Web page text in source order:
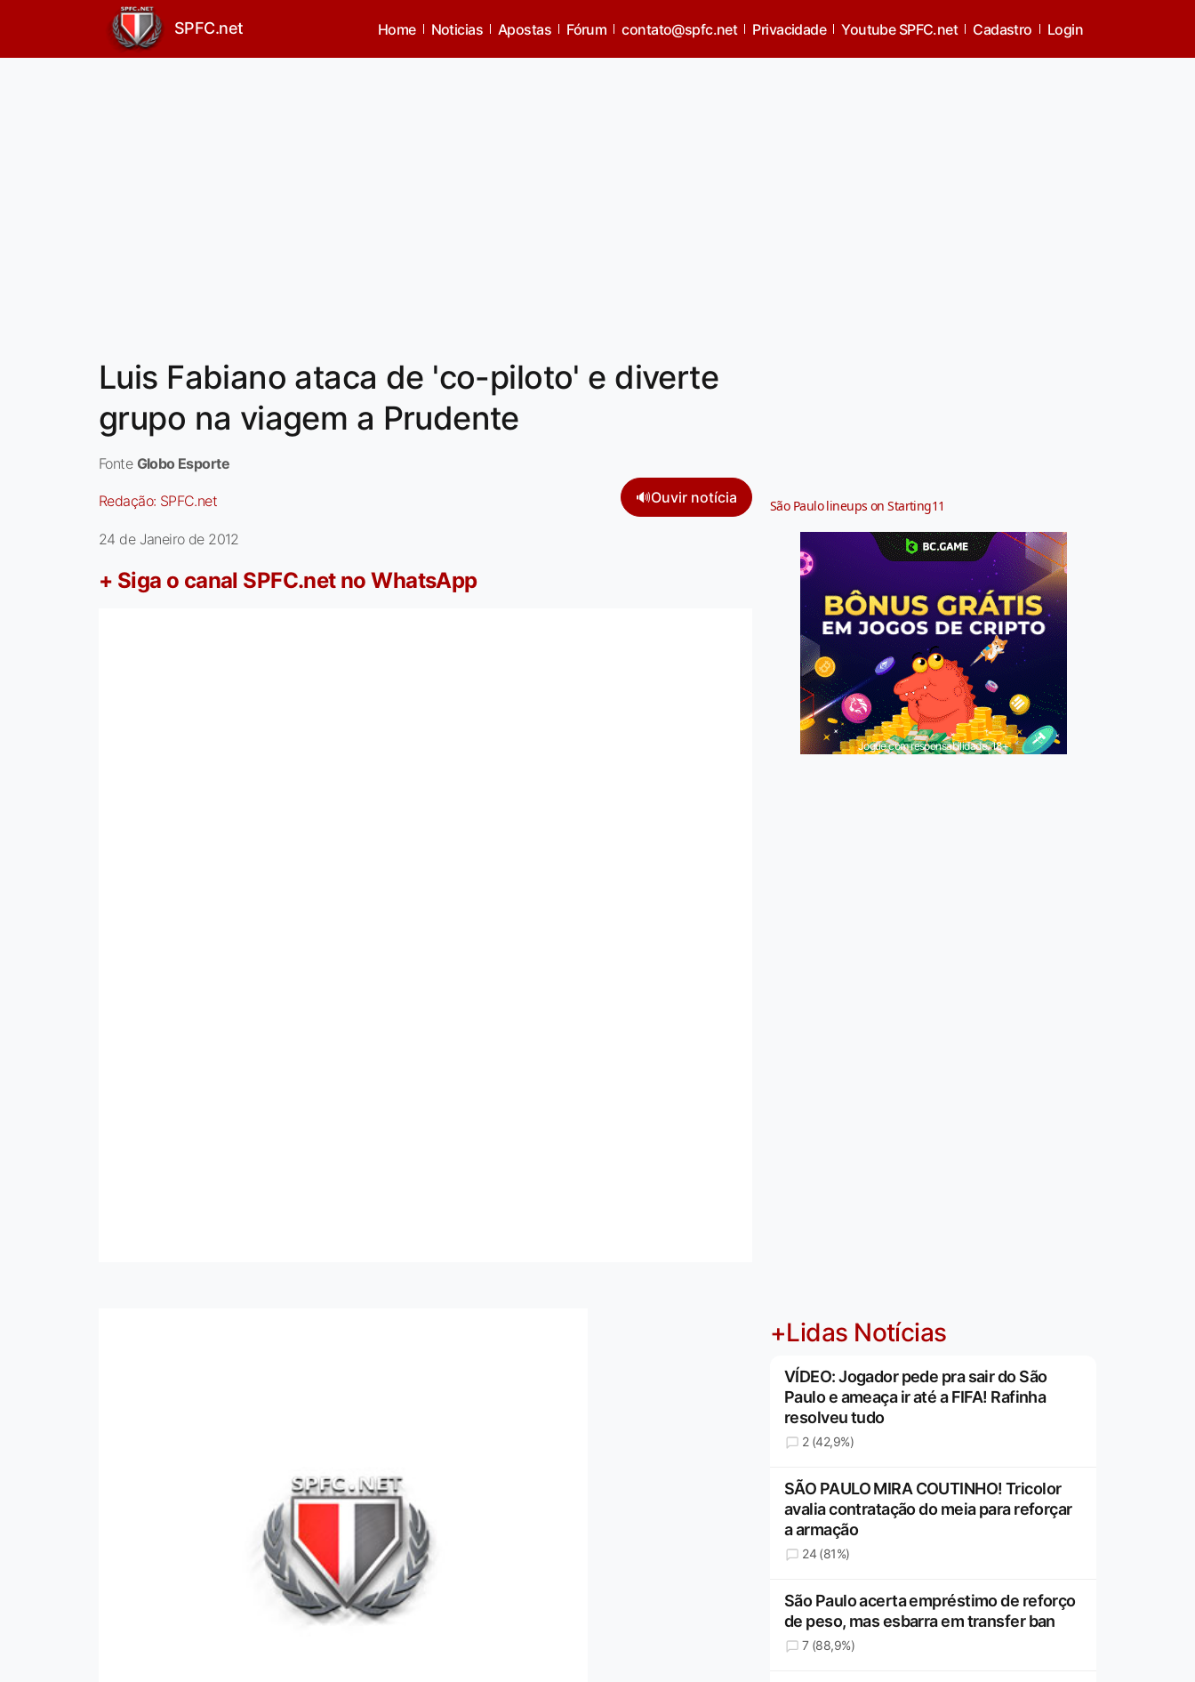
SPFC.net Home Noticias Apostas Fórum contato@spfc.net Privacidade Youtube SPFC.net Cadastro Login
Luis Fabiano ataca de 'co-piloto' e diverte
grupo na viagem a Prudente
Fonte Globo Esporte
Redação: SPFC.net 🔊Ouvir notícia
24 de Janeiro de 2012
+ Siga o canal SPFC.net no WhatsApp
São Paulo lineups on Starting11
Jogue com responsabilidade. 18+
+Lidas Notícias
VÍDEO: Jogador pede pra sair do São
Paulo e ameaça ir até a FIFA! Rafinha
resolveu tudo
2 (42,9%)
SÃO PAULO MIRA COUTINHO! Tricolor
avalia contratação do meia para reforçar
a armação
24 (81%)
São Paulo acerta empréstimo de reforço
de peso, mas esbarra em transfer ban
7 (88,9%)